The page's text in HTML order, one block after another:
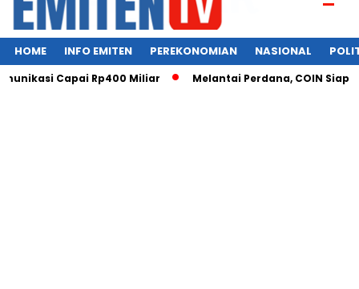
HOME INFO EMITEN PEREKONOMIAN NASIONAL
Capai Rp400 Miliar Melantai Perdana, COIN Siap